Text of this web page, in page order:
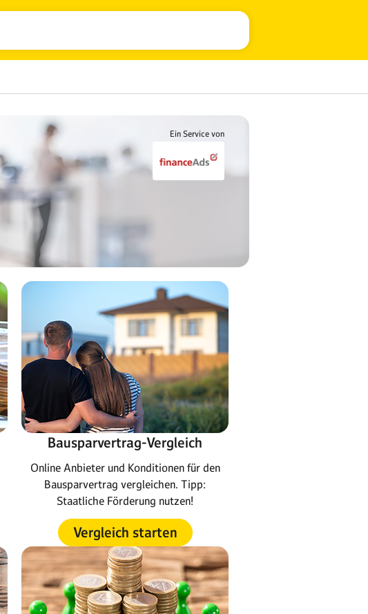
Ein Service von
Bausparvertrag-Vergleich
Online Anbieter und Konditionen für den
Bausparvertrag vergleichen. Tipp:
Staatliche Förderung nutzen!
Vergleich starten